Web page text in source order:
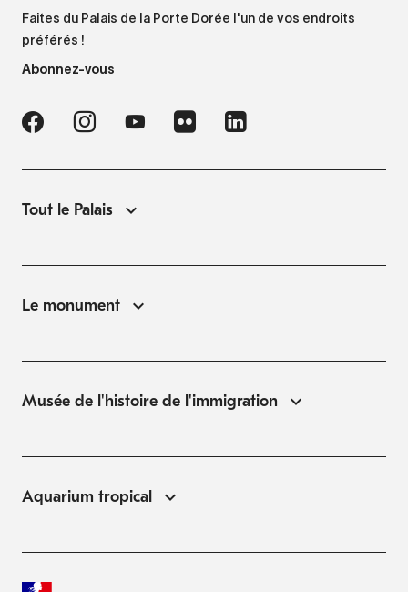
Faites du Palais de la Porte Dorée l'un de vos endroits
préférés !
Abonnez-vous
Tout le Palais
Le monument
Musée de l'histoire de l'immigration
Aquarium tropical